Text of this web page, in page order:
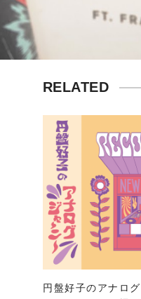
RELATED
円盤好子のアナロ